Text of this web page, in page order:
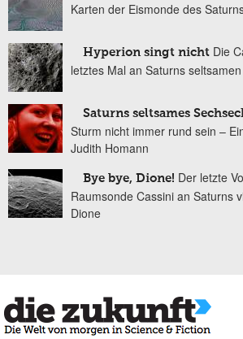
Karten der Eismonde des
Hyperion singt nicht Die
letztes Mal an Saturns
Saturns seltsames
Sturm nicht immer rund sein –
Judith Homann
Bye bye, Dione! Der letzte
Raumsonde Cassini an Saturns
Dione